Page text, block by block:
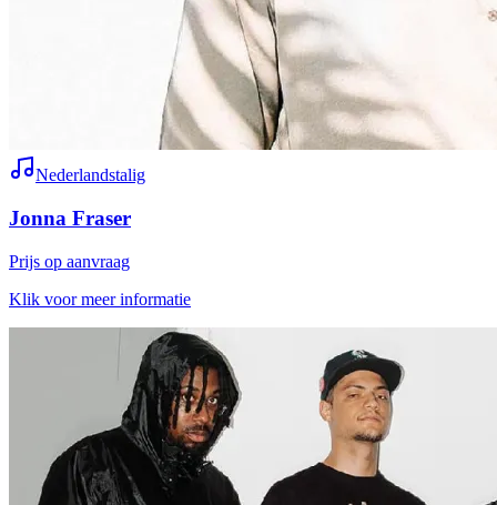
Nederlandstalig
Jonna Fraser
Prijs op aanvraag
Klik voor meer informatie